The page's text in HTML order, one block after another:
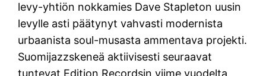
levy-yhtiön nokkamies Dave Stapleton uusin
levylle asti päätynyt vahvasti modernista
urbaanista soul-musasta ammentava projekti.
Suomijazzskeneä aktiivisesti seuraavat
tuntevat Edition Recordsin viime vuodelta